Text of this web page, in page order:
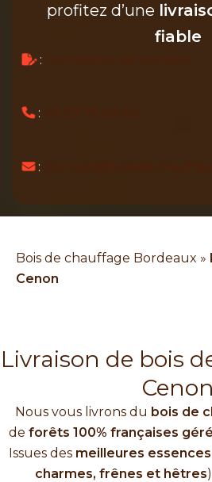
profitez d’une
fiable
:
:
:
Bois de chauffage Bordeaux »
Cenon
Livraison de bois
Cenon
Nous vous livrons du bois de
de forêts 100% françaises
Issues des meilleures
charmes, frênes et hêtres